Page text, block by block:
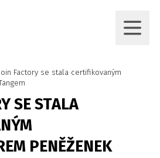
Factory se stala certifikovaným
SE STALA
PENĚŽENEK